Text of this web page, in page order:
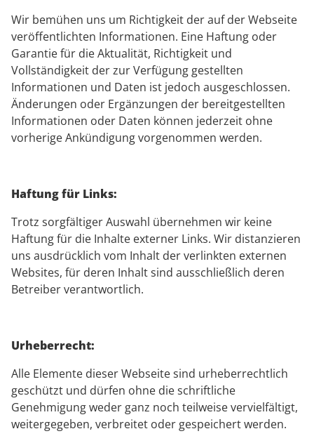
Wir bemühen uns um Richtigkeit der auf der Webseite
veröffentlichten Informationen. Eine Haftung oder
Garantie für die Aktualität, Richtigkeit und
Vollständigkeit der zur Verfügung gestellten
Informationen und Daten ist jedoch ausgeschlossen.
Änderungen oder Ergänzungen der bereitgestellten
Informationen oder Daten können jederzeit ohne
vorherige Ankündigung vorgenommen werden.
Haftung für Links:
Trotz sorgfältiger Auswahl übernehmen wir keine
Haftung für die Inhalte externer Links. Wir distanzieren
uns ausdrücklich vom Inhalt der verlinkten externen
Websites, für deren Inhalt sind ausschließlich deren
Betreiber verantwortlich.
Urheberrecht:
Alle Elemente dieser Webseite sind urheberrechtlich
geschützt und dürfen ohne die schriftliche
Genehmigung weder ganz noch teilweise vervielfältigt,
weitergegeben, verbreitet oder gespeichert werden.